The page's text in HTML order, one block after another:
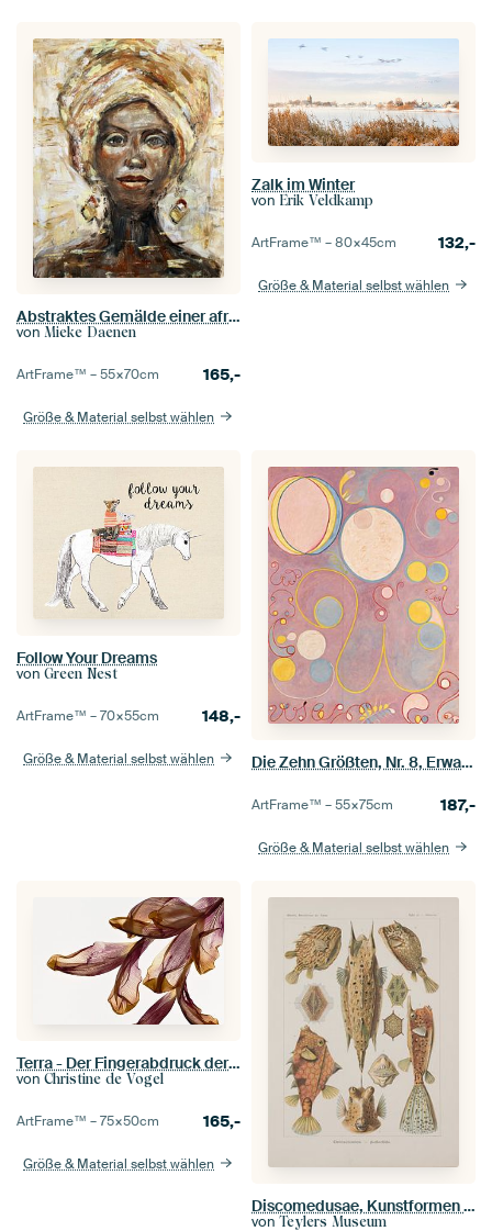
Abstraktes Gemälde einer afrikanischen Frau
von Mieke Daenen
ArtFrame™ –55×70cm 165,-
Größe & Material selbst wählen
Zalk im Winter
von Erik Veldkamp
ArtFrame™ –80×45cm 132,-
Größe & Material selbst wählen
Follow Your Dreams
von Green Nest
ArtFrame™ –70×55cm 148,-
Größe & Material selbst wählen Die Zehn Größten, Nr. 8, Erwachsensein, Hilma af Klint
ArtFrame™ –55×75cm 187,-
Größe & Material selbst wählen
Terra - Der Fingerabdruck der Blätter
von Christine de Vogel
ArtFrame™ –75×50cm 165,-
Größe & Material selbst wählen
Discomedusae, Kunstformen der Natur, E.Haeckel, 1904 - Sammlung Teylers Museum
von Teylers Museum